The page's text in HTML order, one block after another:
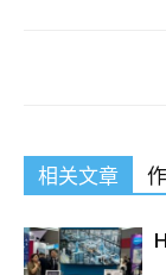
相关文章